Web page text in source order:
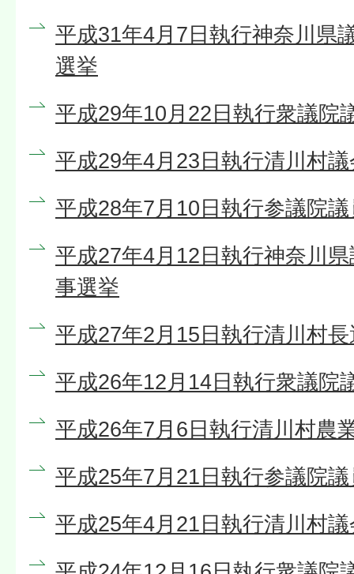
平成31年4月7日執行神奈川県
選挙
平成29年10月22日執行衆議院
平成29年4月23日執行清川村
平成28年7月10日執行参議院
平成27年4月12日執行神奈川
事選挙
平成27年2月15日執行清川村
平成26年12月14日執行衆議院
平成26年7月6日執行清川村農
平成25年7月21日執行参議院
平成25年4月21日執行清川村